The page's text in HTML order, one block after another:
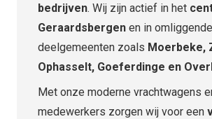
bedrijven. Wij zijn actief in het
Geraardsbergen en in omliggende
deelgemeenten zoals Moerbeke,
Ophasselt, Goeferdinge en
Met onze moderne vrachtwagens
medewerkers zorgen wij voor een